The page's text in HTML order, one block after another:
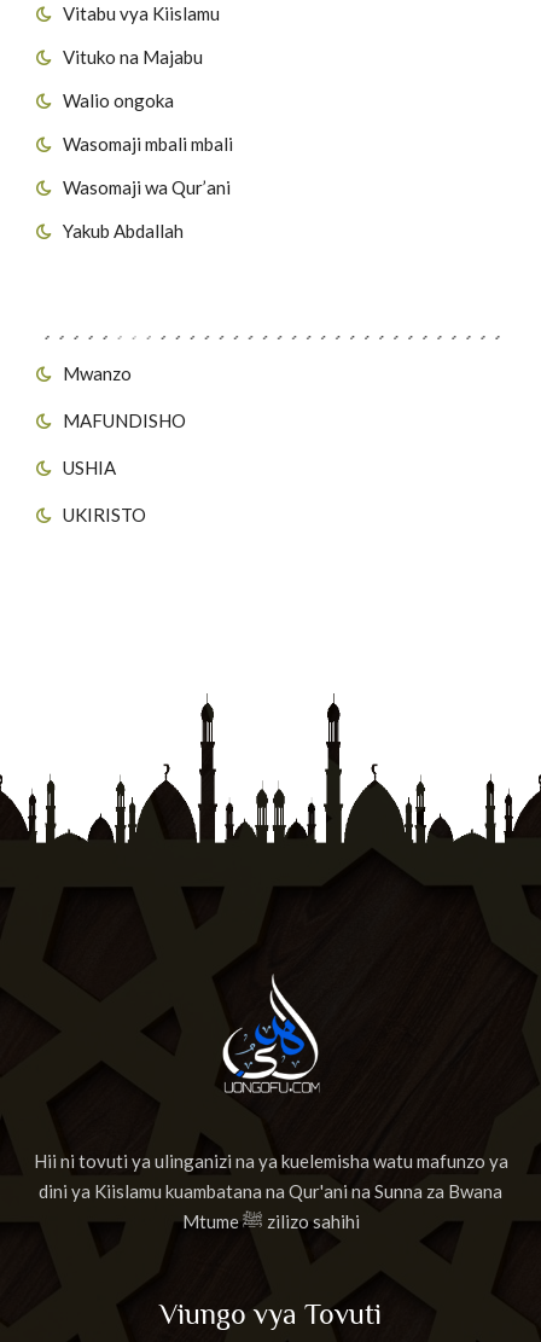
Vitabu vya Kiislamu
Vituko na Majabu
Walio ongoka
Wasomaji mbali mbali
Wasomaji wa Qur’ani
Yakub Abdallah
Mwanzo
MAFUNDISHO
USHIA
UKIRISTO
Hii ni tovuti ya ulinganizi na ya kuelemisha watu mafunzo ya
dini ya Kiislamu kuambatana na Qur'ani na Sunna za Bwana
Mtume ﷺ zilizo sahihi
Viungo vya Tovuti